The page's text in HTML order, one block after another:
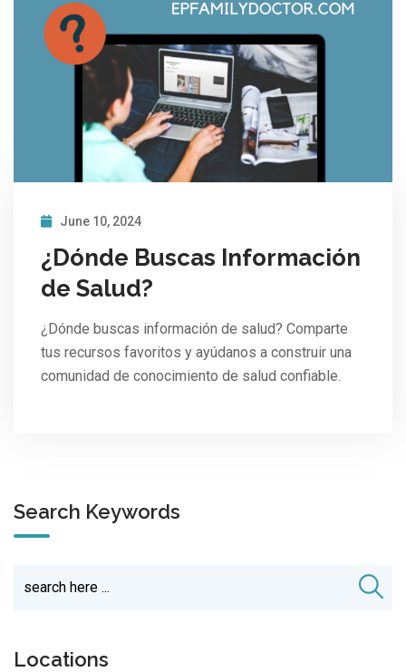
June 10, 2024
¿Dónde Buscas Información
de Salud?
¿Dónde buscas información de salud? Comparte
tus recursos favoritos y ayúdanos a construir una
comunidad de conocimiento de salud confiable.
Search Keywords
Locations